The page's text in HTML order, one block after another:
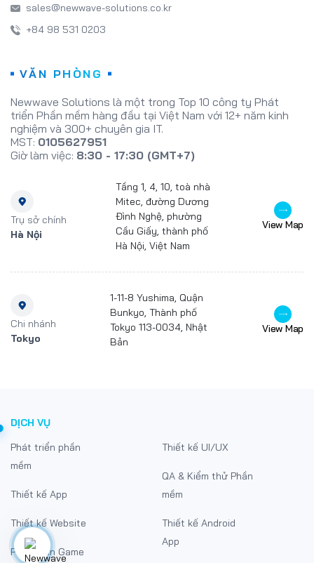
sales@newwave-solutions.co.kr
+84 98 531 0203
VĂN PHÒNG
Newwave Solutions là một trong Top 10 công ty Phát
triển Phần mềm hàng đầu tại Việt Nam với 12+ năm kinh
nghiệm và 300+ chuyên gia IT.
MST: 0105627951
Giờ làm việc: 8:30 - 17:30 (GMT+7)
Trụ sở chính
Hà Nội
Tầng 1, 4, 10, toà nhà
Mitec, đường Dương
Đình Nghệ, phường
Cầu Giấy, thành phố
Hà Nội, Việt Nam
View Map
Chi nhánh
Tokyo
1-11-8 Yushima, Quận
Bunkyo, Thành phố
Tokyo 113-0034, Nhật
Bản
View Map
DỊCH VỤ
Phát triển phần
mềm
Thiết kế App
Thiết kế Website
Phát triển Game
Thiết kế UI/UX
QA & Kiểm thử Phần
mềm
Thiết kế Android
App